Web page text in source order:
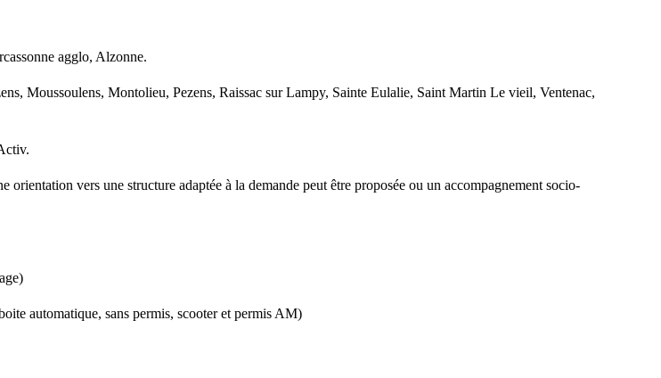
agglo, Alzonne.
Moussoulens, Montolieu, Pezens, Raissac sur Lampy, Sainte Eulalie, Saint Martin Le vieil, Ventenac,
vers une structure adaptée à la demande peut être proposée ou un accompagnement socio-
automatique, sans permis, scooter et permis AM)